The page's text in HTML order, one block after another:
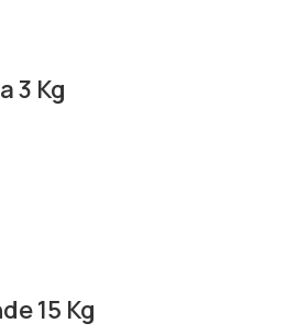
3 Kg
15 Kg